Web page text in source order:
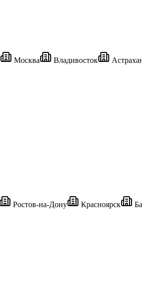
Москва Владивосток
Ростов-на-Дону Красноярск